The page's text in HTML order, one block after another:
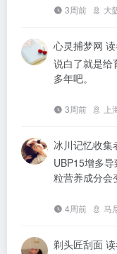
3周前 大
心灵捕梦网
说白了就是给
多年吧。
3周前 上
冰川记忆收集
UBP15增多
粒营养成分会
4周前 马
剃头匠刮面